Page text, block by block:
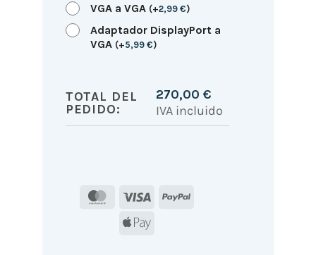
VGA a VGA (+2,99 €)
Adaptador DisplayPort a
VGA (+5,99 €)
TOTAL DEL
PEDIDO:
270,00 €
IVA incluido
MasterCard
Visa
PayPal
Apple